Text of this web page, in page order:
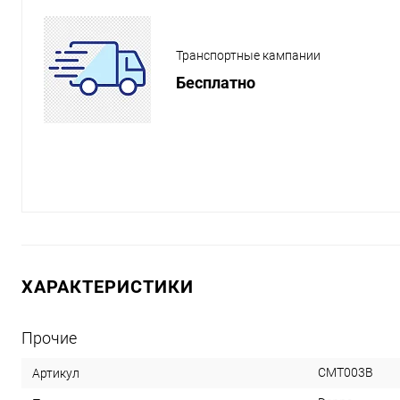
Транспортные кампании
Бесплатно
ХАРАКТЕРИСТИКИ
Прочие
Артикул CMT003B